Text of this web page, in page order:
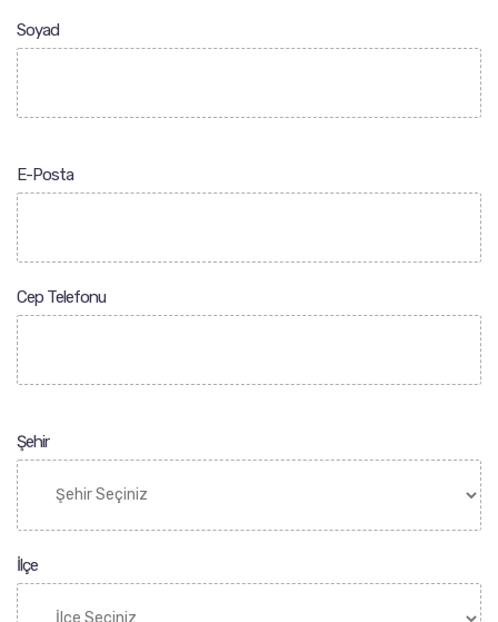
Soyad
E-Posta
Cep Telefonu
Şehir
İlçe